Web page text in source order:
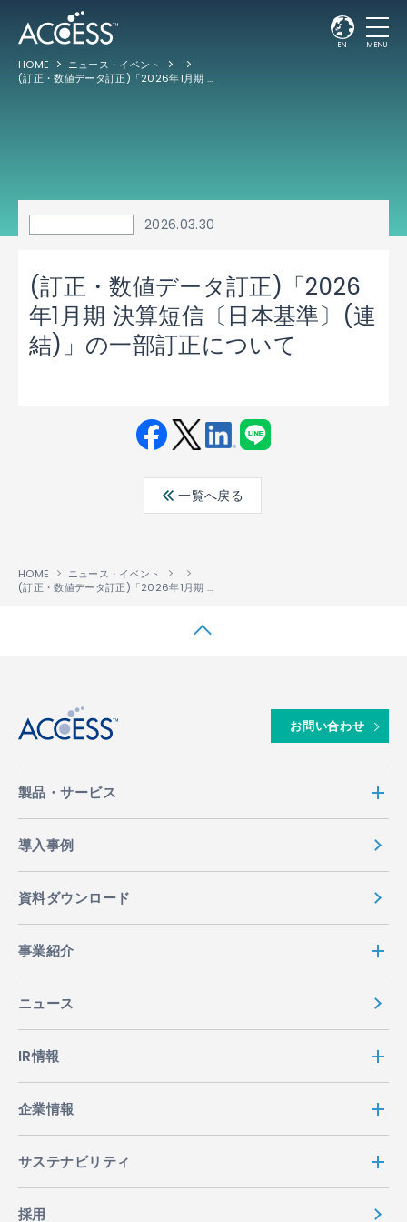
EN MENU
HOME
ニュース・イベント
(訂正・数値データ訂正)「2026年1月期 決算短信〔日本基準〕(連結)」の一部訂正について
2026.03.30
(訂正・数値データ訂正)「2026
年1月期 決算短信〔日本基準〕(連
結)」の一部訂正について
ebo ter
edin
一覧へ戻る
HOME
ニュース・イベント
(訂正・数値データ訂正)「2026年1月期 決算短信〔日本基準〕(連結)」の一部訂正について
お問い合わせ
製品・サービス
導入事例
資料ダウンロード
事業紹介
ニュース
IR情報
企業情報
サステナビリティ
採用